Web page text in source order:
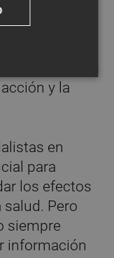
y el
de decisión
de audiencias
y la
en
para
los efectos
Pero
siempre
información